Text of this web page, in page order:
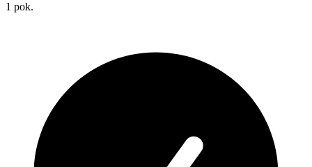
1 pok.